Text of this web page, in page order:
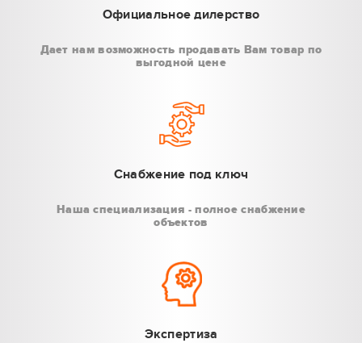
Официальное дилерство
Дает нам возможность продавать Вам товар по
выгодной цене
Снабжение под ключ
Наша специализация - полное снабжение
объектов
Экспертиза